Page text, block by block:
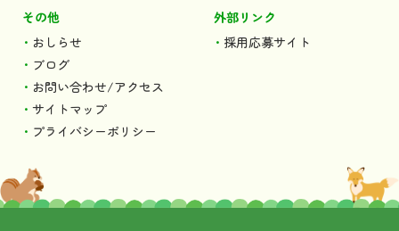
その他
おしらせ
ブログ
お問い合わせ/アクセス
サイトマップ
プライバシーポリシー
外部リンク
採用応募サイト